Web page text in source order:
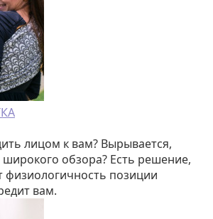
лицом к вам? Вырывается,
широкого обзора? Есть решение,
физиологичность позиции
вам.